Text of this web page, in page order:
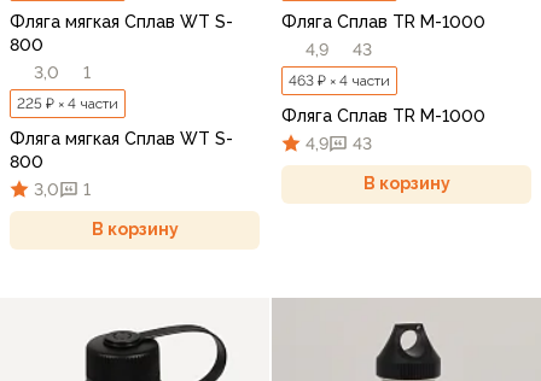
Фляга мягкая Сплав WT S-
800
3,0
1
225 ₽ × 4 части
Фляга мягкая Сплав WT S-
800
3,0
1
В корзину
Фляга Сплав TR M-1000
4,9
43
463 ₽ × 4 части
Фляга Сплав TR M-1000
4,9
43
В корзину